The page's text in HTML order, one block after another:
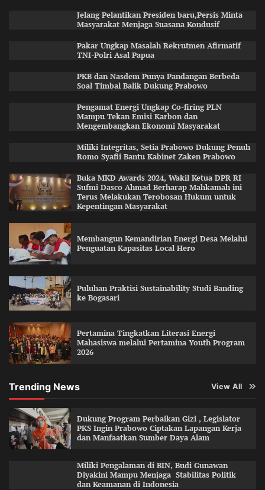
Jelang Pelantikan Presiden baru,Persis Minta
Masyarakat Menjaga Suasana Kondusif
Pakar Ungkap Masalah Rekrutmen Afirmatif
TNI-Polri Asal Papua
PKB dan Nasdem Punya Pandangan Berbeda
Soal Timbal Balik Dukung Prabowo
Pengamat Energi Ungkap Co-firing PLN
Mampu Tekan Emisi Karbon dan
Mengembangkan Ekonomi Masyarakat
Miliki Integritas, Setia Prabowo Dukung Penuh
Romo Syafii Bantu Kabinet Zaken Prabowo
Buka MKD Awards 2024, Wakil Ketua DPR RI
Sufmi Dasco Ahmad Berharap Mahkamah ini
Terus Melakukan Terobosan Hukum untuk
Kepentingan Masyarakat
Membangun Kemandirian Energi Desa Melalui
Penguatan Kapasitas Local Hero
Puluhan Praktisi Sustainability Studi Banding
ke Bogasari
Pertamina Tingkatkan Literasi Energi
Mahasiswa melalui Pertamina Youth Program
2026
Trending News View All
Dukung Program Perbaikan Gizi , Legislator
PKS Ingin Prabowo Ciptakan Lapangan Kerja
dan Manfaatkan Sumber Daya Alam
Miliki Pengalaman di BIN, Budi Gunawan
Diyakini Mampu Menjaga Stabilitas Politik
dan Keamanan di Indonesia